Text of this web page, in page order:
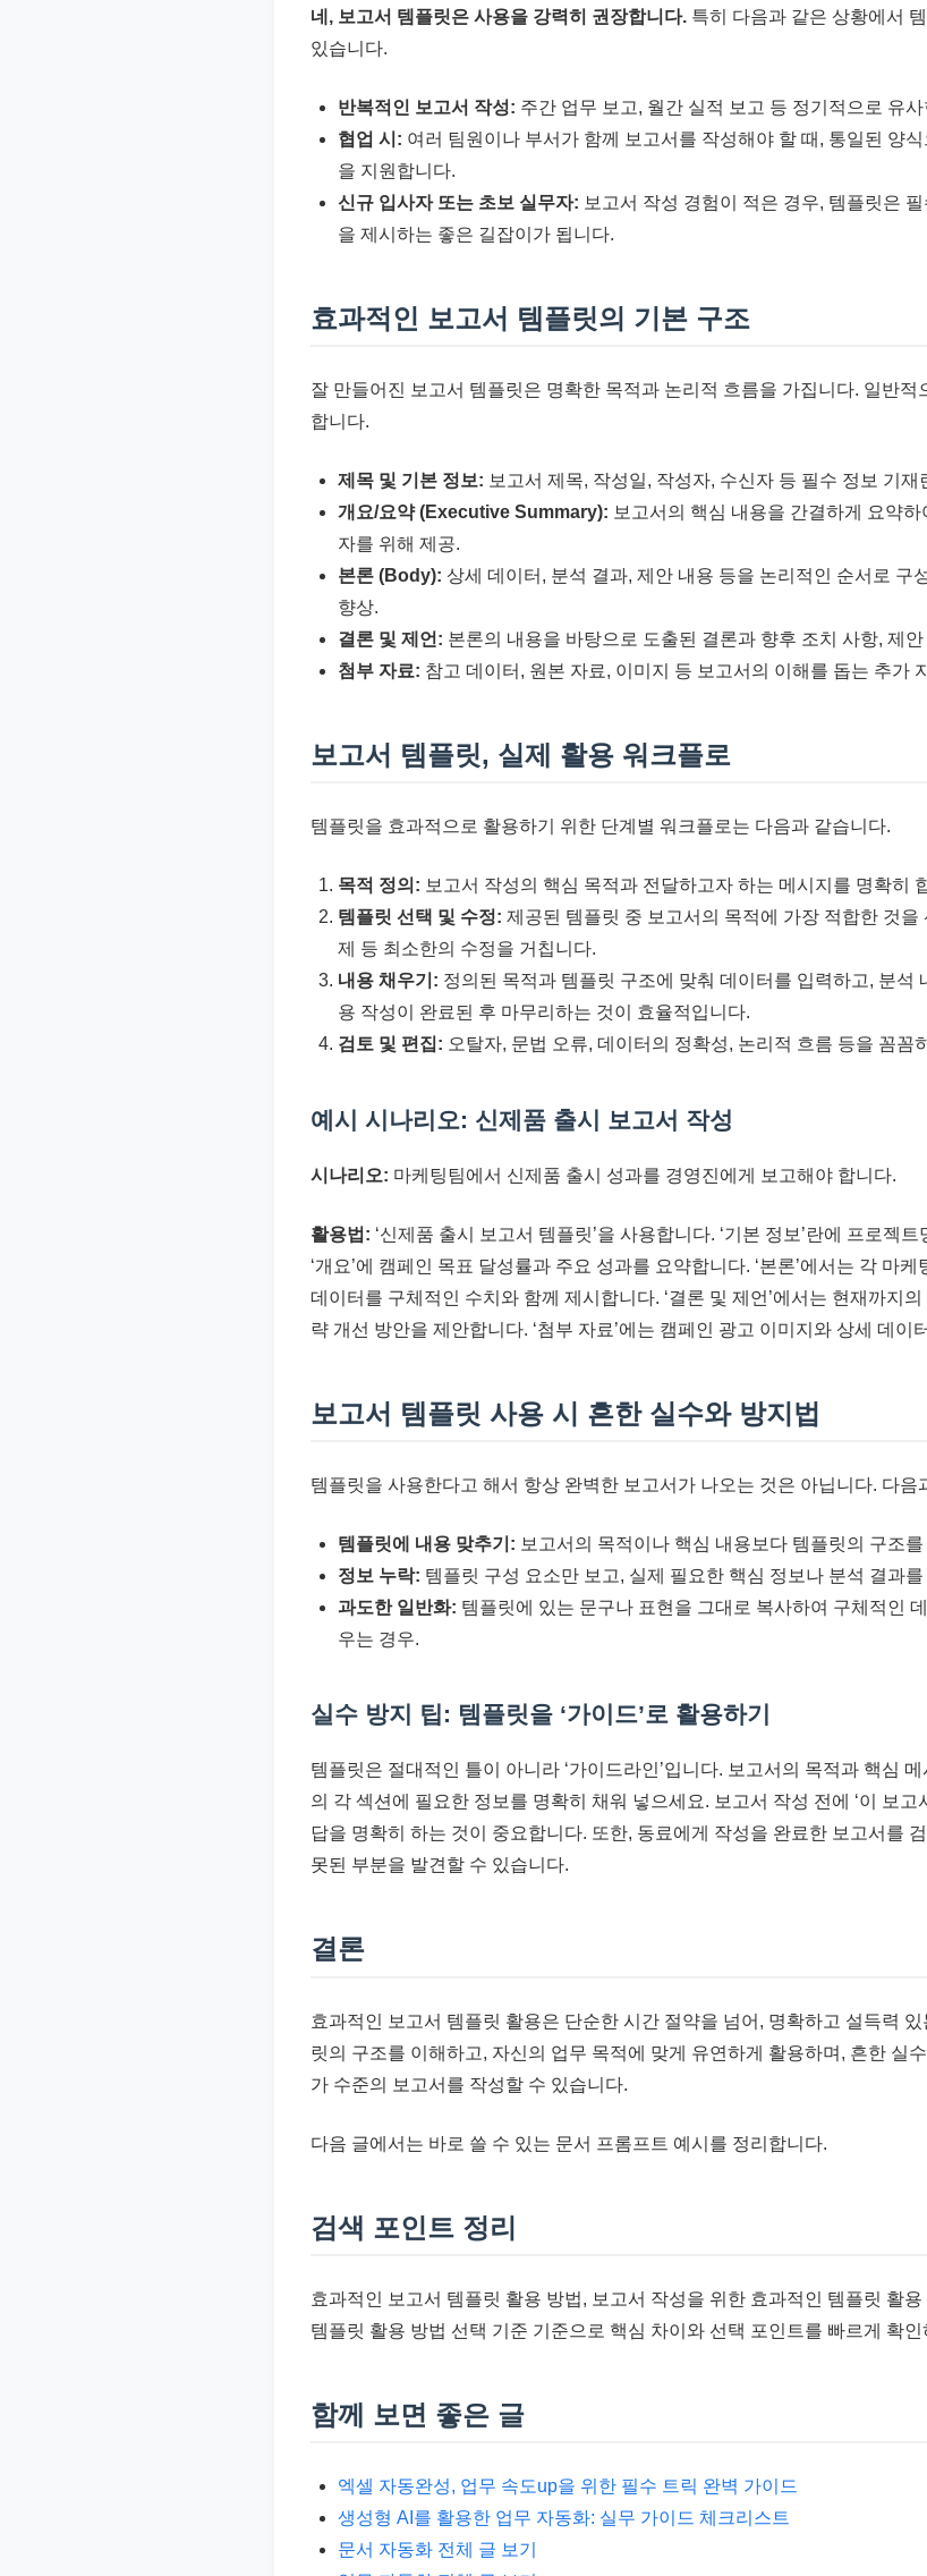
네, 보고서 템플릿은 사용을 강력히 권장합니다. 특히 다음과 같은 상황에서
있습니다.
반복적인 보고서 작성: 주간 업무 보고, 월간 실적 보고 등 정기적으로 유
협업 시: 여러 팀원이나 부서가 함께 보고서를 작성해야 할 때, 통일된 양
을 지원합니다.
신규 입사자 또는 초보 실무자: 보고서 작성 경험이 적은 경우, 템플릿은
을 제시하는 좋은 길잡이가 됩니다.
효과적인 보고서 템플릿의 기본 구조
잘 만들어진 보고서 템플릿은 명확한 목적과 논리적 흐름을 가집니다. 일반
합니다.
제목 및 기본 정보: 보고서 제목, 작성일, 작성자, 수신자 등 필수 정보 기재
개요/요약 (Executive Summary): 보고서의 핵심 내용을 간결하게 요약
자를 위해 제공.
본론 (Body): 상세 데이터, 분석 결과, 제안 내용 등을 논리적인 순서로 구
향상.
결론 및 제언: 본론의 내용을 바탕으로 도출된 결론과 향후 조치 사항, 제
첨부 자료: 참고 데이터, 원본 자료, 이미지 등 보고서의 이해를 돕는 추가
보고서 템플릿, 실제 활용 워크플로
템플릿을 효과적으로 활용하기 위한 단계별 워크플로는 다음과 같습니다.
목적 정의: 보고서 작성의 핵심 목적과 전달하고자 하는 메시지를 명확히
템플릿 선택 및 수정: 제공된 템플릿 중 보고서의 목적에 가장 적합한 것
제 등 최소한의 수정을 거칩니다.
내용 채우기: 정의된 목적과 템플릿 구조에 맞춰 데이터를 입력하고, 분석
용 작성이 완료된 후 마무리하는 것이 효율적입니다.
검토 및 편집: 오탈자, 문법 오류, 데이터의 정확성, 논리적 흐름 등을 꼼꼼
예시 시나리오: 신제품 출시 보고서 작성
시나리오: 마케팅팀에서 신제품 출시 성과를 경영진에게 보고해야 합니다.
활용법: ‘신제품 출시 보고서 템플릿’을 사용합니다. ‘기본 정보’란에 프로젝
‘개요’에 캠페인 목표 달성률과 주요 성과를 요약합니다. ‘본론’에서는 각 마
데이터를 구체적인 수치와 함께 제시합니다. ‘결론 및 제언’에서는 현재까지
략 개선 방안을 제안합니다. ‘첨부 자료’에는 캠페인 광고 이미지와 상세 데이
보고서 템플릿 사용 시 흔한 실수와 방지법
템플릿을 사용한다고 해서 항상 완벽한 보고서가 나오는 것은 아닙니다. 다음
템플릿에 내용 맞추기: 보고서의 목적이나 핵심 내용보다 템플릿의 구조
정보 누락: 템플릿 구성 요소만 보고, 실제 필요한 핵심 정보나 분석 결과
과도한 일반화: 템플릿에 있는 문구나 표현을 그대로 복사하여 구체적인
우는 경우.
실수 방지 팁: 템플릿을 ‘가이드’로 활용하기
템플릿은 절대적인 틀이 아니라 ‘가이드라인’입니다. 보고서의 목적과 핵심
의 각 섹션에 필요한 정보를 명확히 채워 넣으세요. 보고서 작성 전에 ‘이 보
답을 명확히 하는 것이 중요합니다. 또한, 동료에게 작성을 완료한 보고서를
못된 부분을 발견할 수 있습니다.
결론
효과적인 보고서 템플릿 활용은 단순한 시간 절약을 넘어, 명확하고 설득력
릿의 구조를 이해하고, 자신의 업무 목적에 맞게 유연하게 활용하며, 흔한 실
가 수준의 보고서를 작성할 수 있습니다.
다음 글에서는 바로 쓸 수 있는 문서 프롬프트 예시를 정리합니다.
검색 포인트 정리
효과적인 보고서 템플릿 활용 방법, 보고서 작성을 위한 효과적인 템플릿 활
템플릿 활용 방법 선택 기준 기준으로 핵심 차이와 선택 포인트를 빠르게 확인
함께 보면 좋은 글
엑셀 자동완성, 업무 속도up을 위한 필수 트릭 완벽 가이드
생성형 AI를 활용한 업무 자동화: 실무 가이드 체크리스트
문서 자동화 전체 글 보기